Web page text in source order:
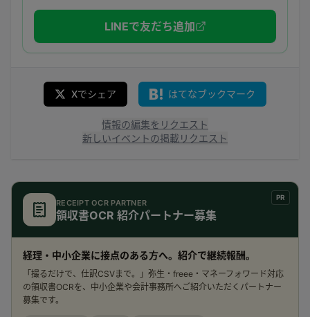
LINEで友だち追加
Xでシェア はてなブックマーク
情報の編集をリクエスト
新しいイベントの掲載リクエスト
PR
RECEIPT OCR PARTNER
領収書OCR 紹介パートナー募集
経理・中小企業に接点のある方へ。紹介で継続報酬。
「撮るだけで、仕訳CSVまで。」弥生・freee・マネーフォワード対応
の領収書OCRを、中小企業や会計事務所へご紹介いただくパートナー
募集です。